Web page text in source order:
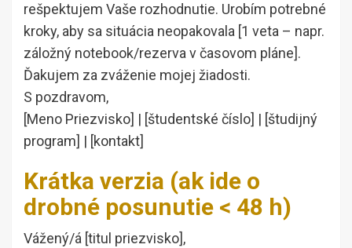
rešpektujem Vaše rozhodnutie. Urobím potrebné
kroky, aby sa situácia neopakovala [1 veta – napr.
záložný notebook/rezerva v časovom pláne].
Ďakujem za zváženie mojej žiadosti.
S pozdravom,
[Meno Priezvisko] | [študentské číslo] | [študijný
program] | [kontakt]
Krátka verzia (ak ide o
drobné posunutie < 48 h)
Vážený/á [titul priezvisko],